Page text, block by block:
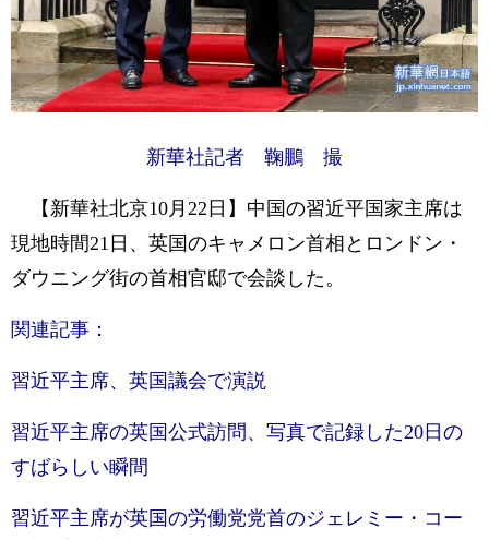
新華社記者 鞠鵬 撮
【新華社北京10月22日】中国の習近平国家主席は
現地時間21日、英国のキャメロン首相とロンドン・
ダウニング街の首相官邸で会談した。
関連記事：
習近平主席、英国議会で演説
習近平主席の英国公式訪問、写真で記録した20日の
すばらしい瞬間
習近平主席が英国の労働党党首のジェレミー・コー